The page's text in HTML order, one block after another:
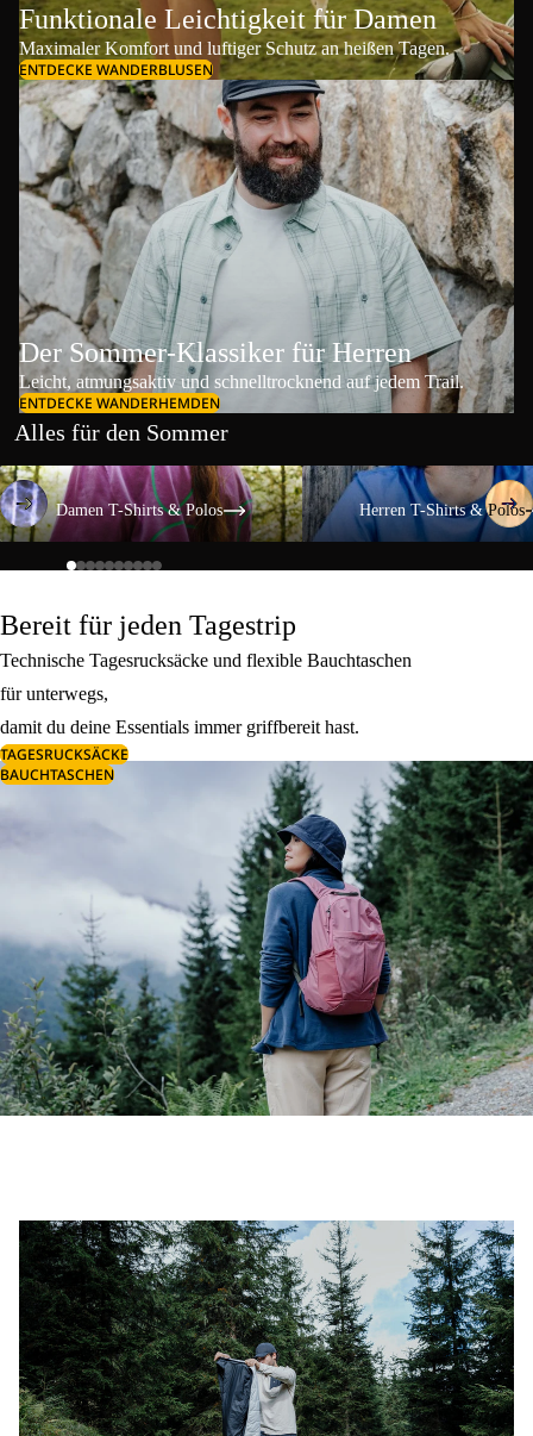
Funktionale Leichtigkeit für Damen
Maximaler Komfort und luftiger Schutz an heißen Tagen.
ENTDECKE WANDERBLUSEN
Der Sommer-Klassiker für Herren
Leicht, atmungsaktiv und schnelltrocknend auf jedem Trail.
ENTDECKE WANDERHEMDEN
Alles für den Sommer
Damen T-Shirts & Polos
Damen T-Shirts & Polos
Herren T-Shirts & Polos
Herren T-Shirts & Polos
Bereit für jeden Tagestrip
Technische Tagesrucksäcke und flexible Bauchtaschen
für unterwegs,
damit du deine Essentials immer griffbereit hast.
TAGESRUCKSÄCKE
BAUCHTASCHEN